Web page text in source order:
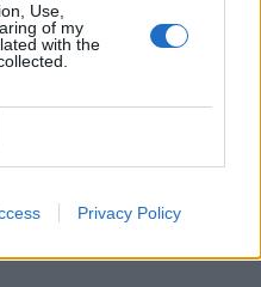
Use,
of my
with the
Privacy Policy
vodě nedohodli.
spěje k nucené správě
majetku